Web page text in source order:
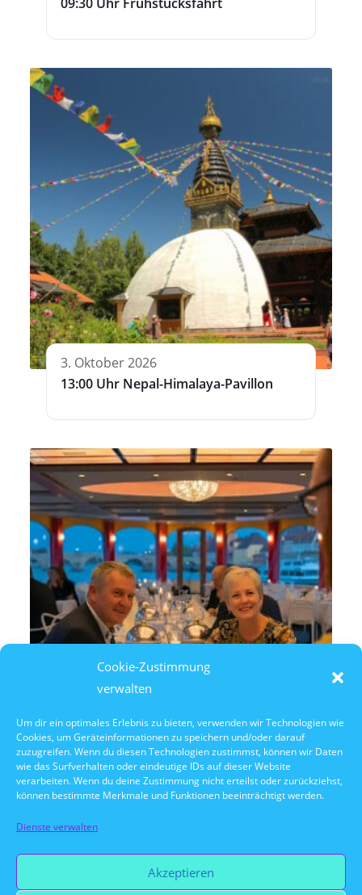
Cookie-Zustimmung
verwalten
Um dir ein optimales Erlebnis zu bieten, verwenden wir Technologien wie
Cookies, um Geräteinformationen zu speichern und/oder darauf
zuzugreifen. Wenn du diesen Technologien zustimmst, können wir Daten
wie das Surfverhalten oder eindeutige IDs auf dieser Website
verarbeiten. Wenn du deine Zustimmung nicht erteilst oder zurückziehst,
können bestimmte Merkmale und Funktionen beeinträchtigt werden.
Dienste verwalten
Akzeptieren
3. Oktober 2026
13:00 Uhr Nepal-Himalaya-Pavillon
26. September 2026
18:30 Uhr Captain’s Dinner
Vorherige Veranstaltung